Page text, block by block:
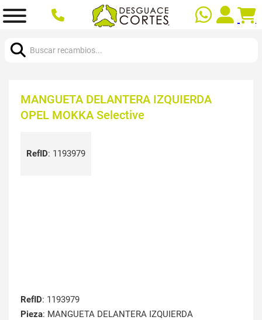
MANGUETA DELANTERA IZQUIERDA
OPEL MOKKA Selective
RefID: 1193979
RefID: 1193979
Pieza: MANGUETA DELANTERA IZQUIERDA